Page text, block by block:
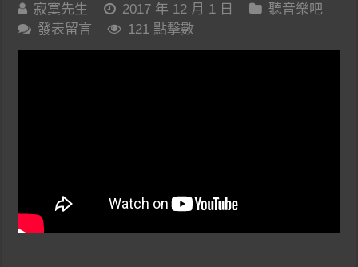
寂寞先生 2017 年 12 月 1 日
聽音樂吧
發表留言
121 點擊數